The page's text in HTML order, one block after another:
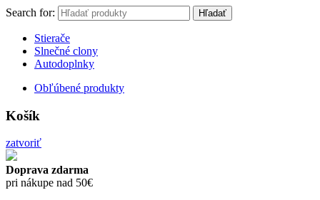
Search for: Hľadať
Stierače
Slnečné clony
Autodoplnky
Obľúbené produkty
Košík
zatvoriť
Doprava zdarma
pri nákupe nad 50€